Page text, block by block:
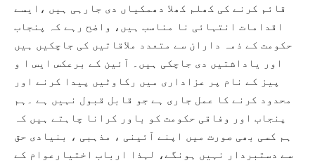
قائم کرنے کی کھلم کھلا دھمکیاں دی جارہی ہیں ،ایسے
اقدامات انتہائی نا مناسب ہیں، واضح رہے کہ پنجاب
حکومت کے ذمہ داران سے متعدد ملاقاتیں کی جاچکیں ہیں
اور یاداشتیں دی جاچکی ہیں۔ آئین کے برعکس ایس ا و
پیز کے نام پر عزاداری میں رکاوٹیں پیدا کرنے اور
محدود کرنے کا عمل جاری ہے جو قابل قبول نہیں ہے ۔ہم
پنجاب اور وفاقی حکومت کو باور کرانا چاہتے ہیں کہ
ہم کسی بھی صورت میں اپنے آئینی ، مذہبی ، بنیادی حق
سے دستبردار نہیں ہونگے، لہذا ارباب اختیارعوام کے